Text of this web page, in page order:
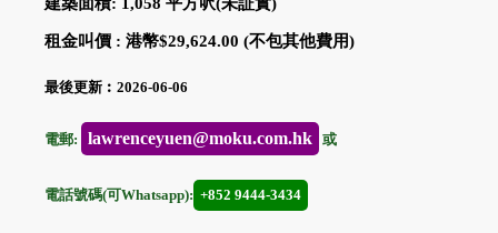
建築面積: 1,058 平方呎(未証實)
租金叫價 : 港幣$29,624.00 (不包其他費用)
最後更新︰2026-06-06
電郵: lawrenceyuen@moku.com.hk 或
電話號碼(可Whatsapp): +852 9444-3434